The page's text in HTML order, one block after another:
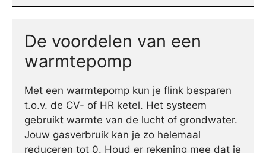
De voordelen van een
warmtepomp
Met een warmtepomp kun je flink besparen
t.o.v. de CV- of HR ketel. Het systeem
gebruikt warmte van de lucht of grondwater.
Jouw gasverbruik kan je zo helemaal
reduceren tot 0. Houd er rekening mee dat je